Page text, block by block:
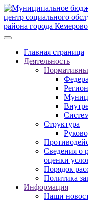
Главная страница
Деятельность
Структура
Сведения о
оценки
Порядок
Политика
Информация
Наши